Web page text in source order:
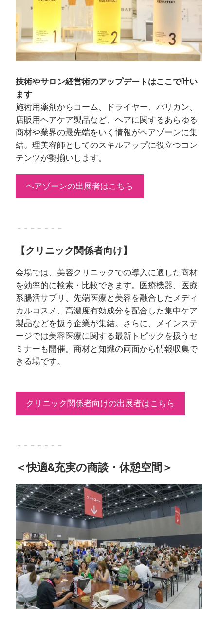
技術やサロン経営術のアップデートはここで叶い
ます
施術用薬剤からコーム、ドライヤー、バリカン、
店販用ヘアケア製品など、ヘアに関するあらゆる
商材や業界の最先端をいく情報がヘアゾーンに集
結。理美容師としてのスキルアップに役立つコン
テンツが勢揃いします。
ヘアゾーンの出展者はこちら
－－－－－－－
【クリニック関係者向け】
会場では、美容クリニックでの導入に適した商材
を効率的に検索・比較できます。医療機器、医療
系腸活サプリ、先端医療と美容を融合したメディ
カルコスメ、高濃度有効成分を配合した集中ケア
製品などを扱う企業が集結。さらに、メインステ
ージでは美容医療に関する最新トピックを扱うセ
ミナーも開催。商材と知識の両面から情報収集で
きる場です。
クリニック関係者向けの出展者はこちら
－－－－－－－
＜快適&充実の商談・休憩空間＞